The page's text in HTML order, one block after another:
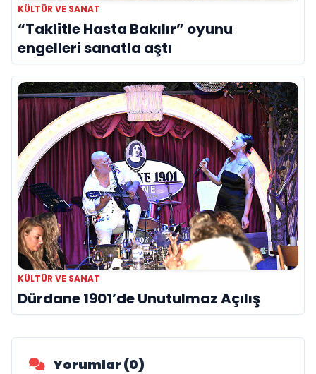
KÜLTÜR VE SANAT
“Taklitle Hasta Bakılır” oyunu
engelleri sanatla aştı
KÜLTÜR VE SANAT
Dürdane 1901’de Unutulmaz Açılış
Yorumlar (0)